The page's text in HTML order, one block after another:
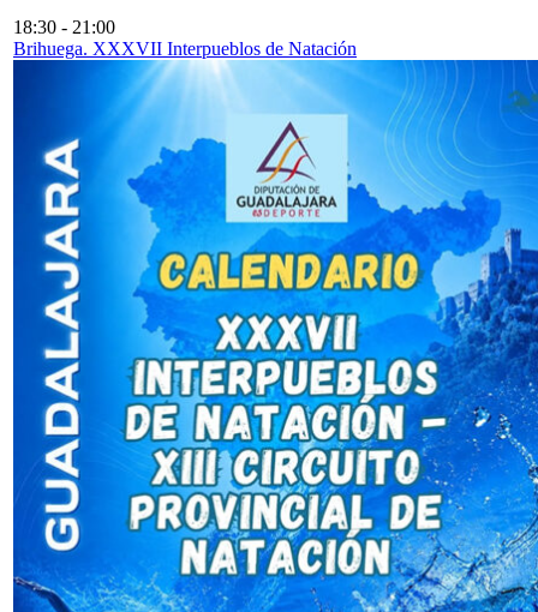
18:30 - 21:00
Brihuega. XXXVII Interpueblos de Natación